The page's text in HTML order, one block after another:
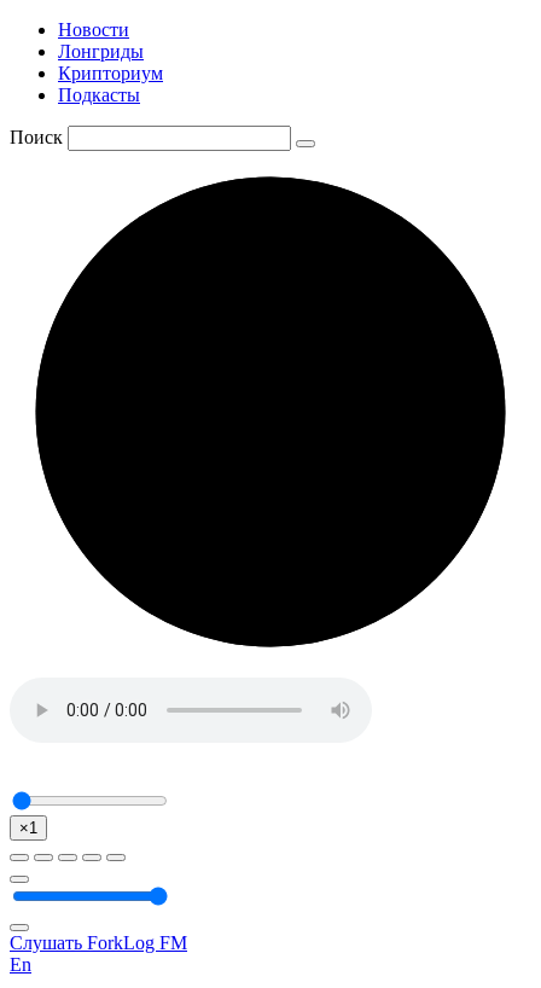
Новости
Лонгриды
Крипториум
Подкасты
Поиск
×1
Слушать ForkLog FM
En